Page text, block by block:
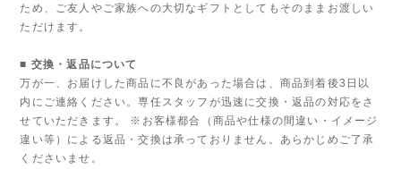
ため、ご友人やご家族への大切なギフトとしてもそのままお渡しい
ただけます。
■ 交換・返品について
万が一、お届けした商品に不良があった場合は、商品到着後3日以
内にご連絡ください。専任スタッフが迅速に交換・返品の対応をさ
せていただきます。 ※お客様都合（商品や仕様の間違い・イメージ
違い等）による返品・交換は承っておりません。あらかじめご了承
くださいませ。